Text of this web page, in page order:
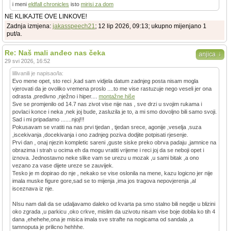
i meni eldfall chronicles isto mirisi za dom
NE KLIKAJTE OVE LINKOVE!
Zadnja izmjena: jakasspeech21; 12 lip 2026, 09:13; ukupno mijenjano 1
put/a.
anjica ↓
Re: Naš mali anđeo nas čeka
29 svi 2026, 16:52
lillivanili je napisao/la:
Evo mene opet, sto reci ,kad sam vidjela datum zadnjeg posta nisam mogla
vjerovati da je ovoliko vremena proslo ....to me vise rastuzuje nego veseli jer ona
odrasta ,predivno ,nježno i hiper.... montažne hiše
Sve se promjenilo od 14.7 nas zivot vise nije nas , sve drzi u svojim rukama i
povlaci konce i neka ,nek joj bude, zasluzila je to, a mi smo dovoljno bili samo svoji.
Sad i mi pripadamo .......njoj!!!
Pokusavam se vratiti na nas prvi tjedan , tjedan srece, agonije ,veselja ,suza
,iscekivanja ,docekivanja i ono zadnjeg poziva dodjite potpisati rjesenje.
Prvi dan , onaj njezin kompletic sareni ,guste siske preko obrva padaju ,jamnice na
obrazima i strah u ocima eh da mogu vratiti vrijeme i reci joj da se neboji opet i
iznova. Jednostavno neke slike vam se urezu u mozak ,u sami bitak ,a ono
vezano za vase dijete ureze se zauvijek.
Tesko je m dopirao do nje , nekako se vise oslonila na mene, kazu logicno jer nije
imala muske figure gore,sad se to mijenja ,ima jos tragova nepovjerenja ,al
isceznava iz nje.
NIsu nam dali da se udaljavamo daleko od kvarta pa smo stalno bili negdje u blizini
oko zgrada ,u parkicu ,oko crkve, mislim da uzivotu nisam vise boje dobila ko tih 4
dana ,ehehehe,ona je misica imala sve strafte na nogicama od sandala ,a
tamnoputa je prilicno hehhhe.